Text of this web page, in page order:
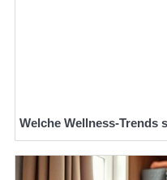
Welche Wellness-Trends